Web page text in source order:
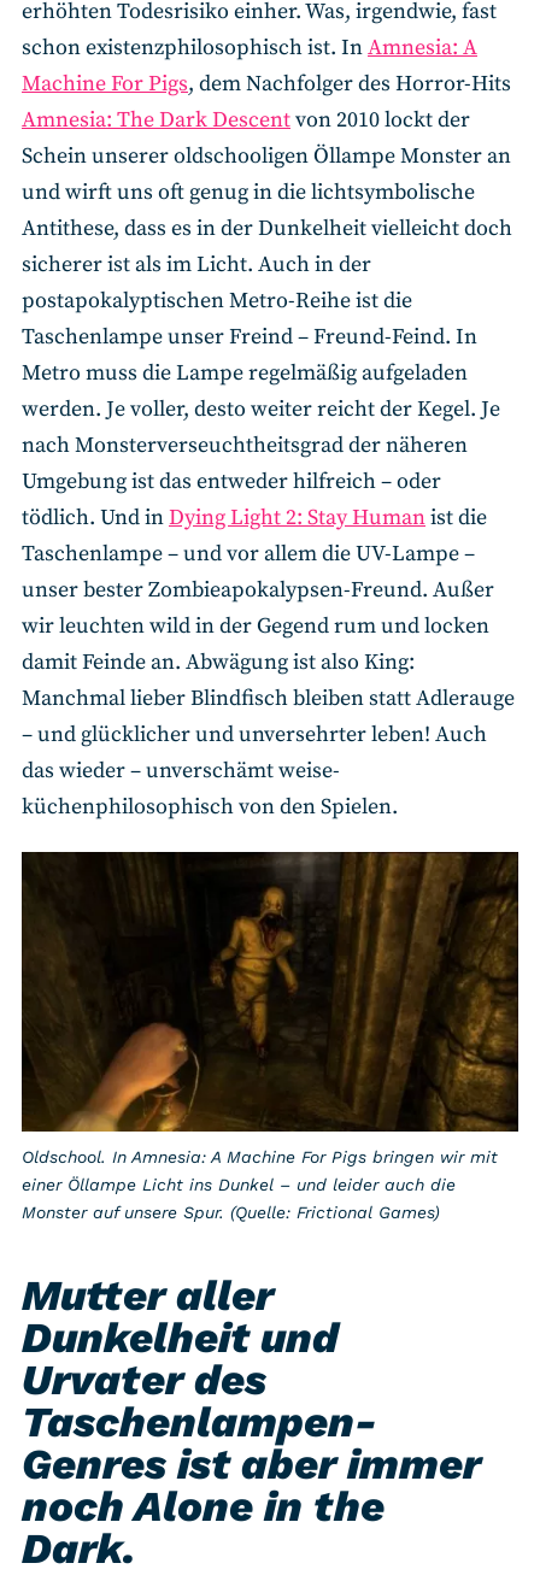
erhöhten Todesrisiko einher. Was, irgendwie, fast
schon existenzphilosophisch ist. InAmnesia: A
Machine For Pigs, dem Nachfolger des Horror-Hits
Amnesia: The Dark Descentvon 2010 lockt der
Schein unserer oldschooligen Öllampe Monster an
und wirft uns oft genug in die lichtsymbolische
Antithese, dass es in der Dunkelheit vielleicht doch
sicherer ist als im Licht. Auch in der
postapokalyptischen Metro-Reihe ist die
Taschenlampe unser Freind – Freund-Feind. In
Metro muss die Lampe regelmäßig aufgeladen
werden. Je voller, desto weiter reicht der Kegel. Je
nach Monsterverseuchtheitsgrad der näheren
Umgebung ist das entweder hilfreich – oder
tödlich. Und inDying Light 2: Stay Humanist die
Taschenlampe – und vor allem die UV-Lampe –
unser bester Zombieapokalypsen-Freund. Außer
wir leuchten wild in der Gegend rum und locken
damit Feinde an. Abwägung ist also King:
Manchmal lieber Blindfisch bleiben statt Adlerauge
– und glücklicher und unversehrter leben! Auch
das wieder – unverschämt weise-
küchenphilosophisch von den Spielen.
Oldschool. In Amnesia: A Machine For Pigs bringen wir mit
einer Öllampe Licht ins Dunkel – und leider auch die
Monster auf unsere Spur. (Quelle: Frictional Games)
Mutter aller
Dunkelheit und
Urvater des
Taschenlampen-
Genres ist aber immer
noch Alone in the
Dark.